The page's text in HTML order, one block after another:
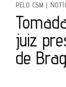
PELO CSM |
juiz
de